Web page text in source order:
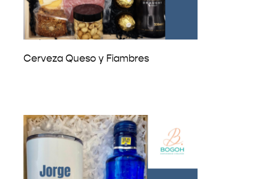
₡17,500
Cerveza Queso y Fiambres